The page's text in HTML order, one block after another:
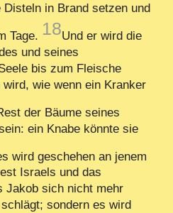
in Brand setzen und
Tage. 18Und er wird die
und seines
bis zum Fleische
wie wenn ein Kranker
der Bäume seines
ein Knabe könnte sie
wird geschehen an jenem
Israels und das
Jakob sich nicht mehr
sondern es wird